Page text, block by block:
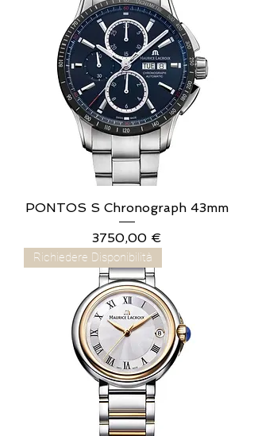
PONTOS S Chronograph 43mm
Prezzo
3750,00 €
Richiedere Disponibilità